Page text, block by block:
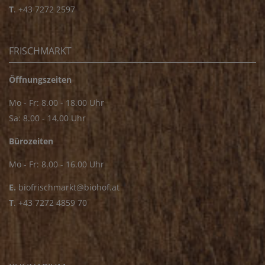
T. +43 7272 2597
FRISCHMARKT
Öffnungszeiten
Mo - Fr: 8.00 - 18.00 Uhr
Sa: 8.00 - 14.00 Uhr
Bürozeiten
Mo - Fr: 8.00 - 16.00 Uhr
E. biofrischmarkt@biohof.at
T. +43 7272 4859 70